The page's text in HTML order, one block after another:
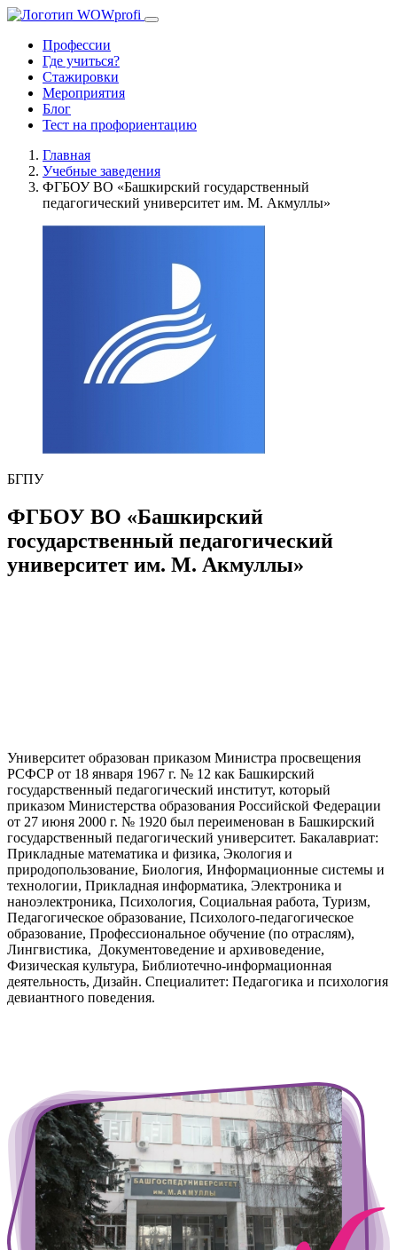
Профессии
Где учиться?
Стажировки
Мероприятия
Блог
Тест на профориентацию
Главная
Учебные заведения
ФГБОУ ВО «Башкирский государственный
педагогический университет им. М. Акмуллы»
БГПУ
ФГБОУ ВО «Башкирский
государственный педагогический
университет им. М. Акмуллы»
Университет образован приказом Министра просвещения
РСФСР от 18 января 1967 г. № 12 как Башкирский
государственный педагогический институт, который
приказом Министерства образования Российской Федерации
от 27 июня 2000 г. № 1920 был переименован в Башкирский
государственный педагогический университет. Бакалавриат:
Прикладные математика и физика, Экология и
природопользование, Биология, Информационные системы и
технологии, Прикладная информатика, Электроника и
наноэлектроника, Психология, Социальная работа, Туризм,
Педагогическое образование, Психолого-педагогическое
образование, Профессиональное обучение (по отраслям),
Лингвистика, Документоведение и архивоведение,
Физическая культура, Библиотечно-информационная
деятельность, Дизайн. Специалитет: Педагогика и психология
девиантного поведения.